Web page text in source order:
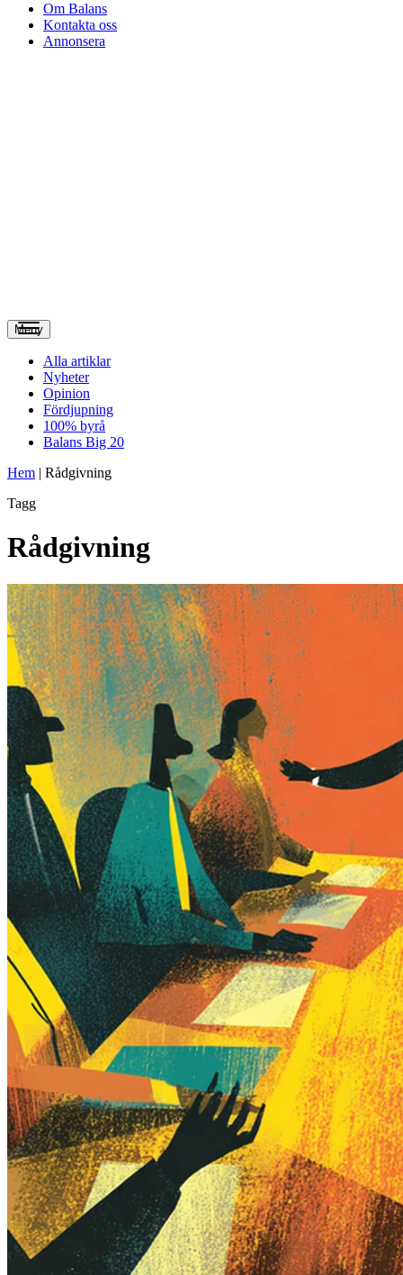
Om Balans
Kontakta oss
Annonsera
Meny
Alla artiklar
Nyheter
Opinion
Fördjupning
100% byrå
Balans Big 20
Hem | Rådgivning
Tagg
Rådgivning